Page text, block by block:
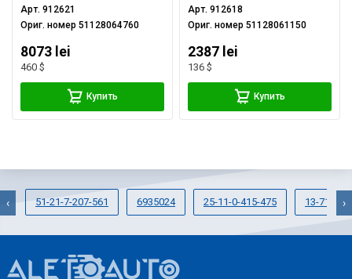
царапины, прижат,
трещины, сломаны
Арт.912621
Ориг. номер51128064760
8073 lei
460 $
Купить
Арт.912618
Ориг. номер51128061150
2387 lei
136 $
Купить
51-21-7-207-561 6935024 25-11-0-415-475 13-71-7-
‹ ›